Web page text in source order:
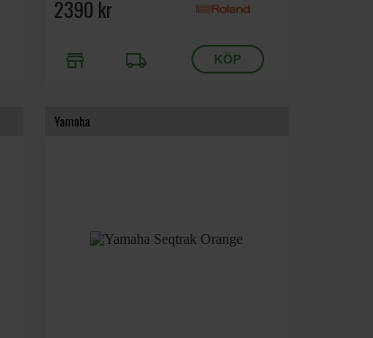
2390 kr
store local_shipping
Yamaha